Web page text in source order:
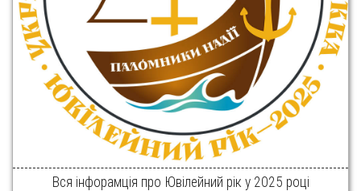
Вся інфорамція про Ювілейний рік у 2025 році